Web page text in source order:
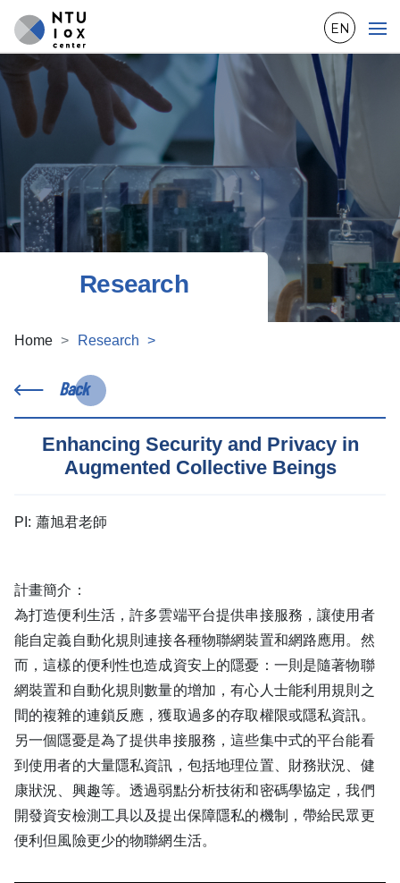
EN
Research
Home Research
Back
Enhancing Security and Privacy in
Augmented Collective Beings
PI: 蕭旭君老師
計畫簡介：
為打造便利生活，許多雲端平台提供串接服務，讓使用者
能自定義自動化規則連接各種物聯網裝置和網路應用。然
而，這樣的便利性也造成資安上的隱憂：一則是隨著物聯
網裝置和自動化規則數量的增加，有心人士能利用規則之
間的複雜的連鎖反應，獲取過多的存取權限或隱私資訊。
另一個隱憂是為了提供串接服務，這些集中式的平台能看
到使用者的大量隱私資訊，包括地理位置、財務狀況、健
康狀況、興趣等。透過弱點分析技術和密碼學協定，我們
開發資安檢測工具以及提出保障隱私的機制，帶給民眾更
便利但風險更少的物聯網生活。